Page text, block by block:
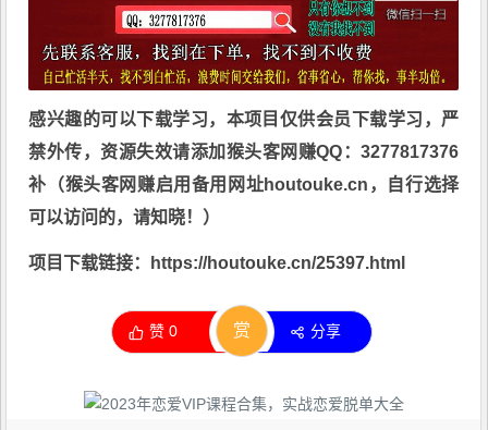
感兴趣的可以下载学习，本项目仅供会员下载学习，严
禁外传，资源失效请添加猴头客网赚QQ：3277817376
补（猴头客网赚启用备用网址houtouke.cn，自行选择
可以访问的，请知晓！）
项目下载链接：https://houtouke.cn/25397.html
赞0 赏 分享